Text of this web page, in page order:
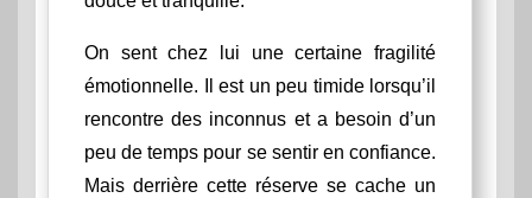
On sent chez lui une certaine fragilité
émotionnelle. Il est un peu timide lorsqu’il
rencontre des inconnus et a besoin d’un
peu de temps pour se sentir en confiance.
Mais derrière cette réserve se cache un